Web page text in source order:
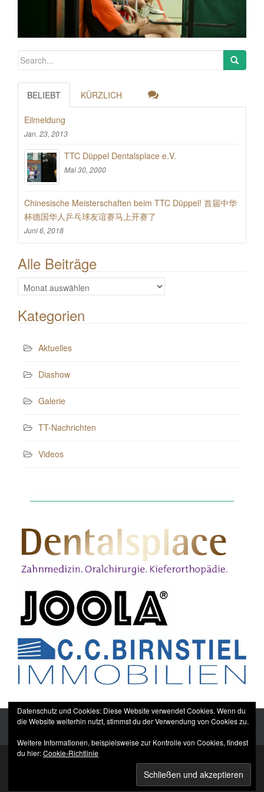
BELIEBT KÜRZLICH
Eilmeldung
Jan. 23, 2013
TTC Düppel Dentalsplace e.V.
Mai 30, 2000
Chinesische Meisterschaften beim TTC Düppel! 首届中华
杯德国华人乒乓球友谊赛马上开赛了
Juni 6, 2018
Alle Beiträge
Alle
Beiträge
Kategorien
Aktuelles
Diashow
Galerie
TT-Nachrichten
Videos
Datenschutzerklärung
TTC Düppel Dentalsplace e.V.© All rights reserved.
Datenschutz und Cookies: Diese Website verwendet Cookies. Wenn du
die Website weiterhin nutzt, stimmst du der Verwendung von Cookies zu.
Weitere Informationen, beispielsweise zur Kontrolle von Cookies, findest
du hier:Cookie-Richtlinie